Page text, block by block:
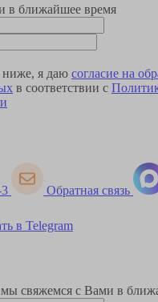
в ближайшее время
я даю согласие на
в соответствии с
Обратная связь
в Telegram
свяжемся с Вами в